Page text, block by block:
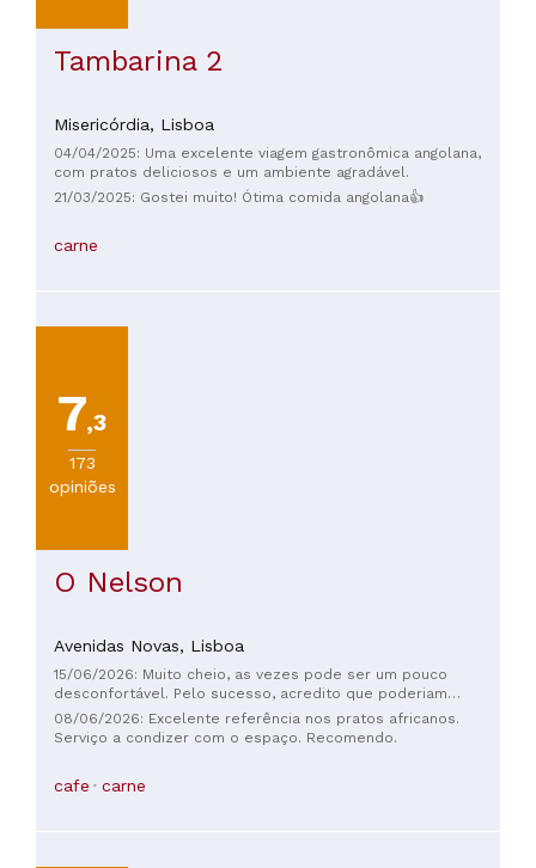
Tambarina 2
Misericórdia, Lisboa
04/04/2025: Uma excelente viagem gastronômica angolana,
com pratos deliciosos e um ambiente agradável.
21/03/2025: Gostei muito! Ótima comida angolana👍
carne
7,3
173
opiniões
O Nelson
Avenidas Novas, Lisboa
15/06/2026: Muito cheio, as vezes pode ser um pouco
desconfortável. Pelo sucesso, acredito que poderiam
encontrar um espaço maior. De qualquer maneira, serviço
muito eficiente e rápido, porção generosa, preço justo. Com
08/06/2026: Excelente referência nos pratos africanos.
Serviço a condizer com o espaço. Recomendo.
cafe carne